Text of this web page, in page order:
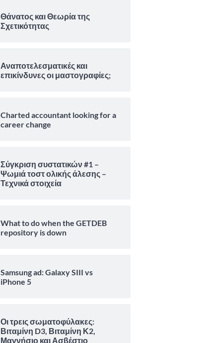
Θάνατος και Θεωρία της
Σχετικότητας
Αναποτελεσματικές και
επικίνδυνες οι μαστογραφίες;
Charted accountant looking for a
career change
Σύγκριση συστατικών #1 –
Ψωμιά τοστ ολικής άλεσης –
Τεχνικά στοιχεία
What to do when the GETDEB
repository is down
Samsung ad: Galaxy SIII vs
iPhone 5
Οι τρεις σωματοφύλακες:
Βιταμίνη D3, Βιταμίνη Κ2,
Μαγνήσιο και Ασβέστιο